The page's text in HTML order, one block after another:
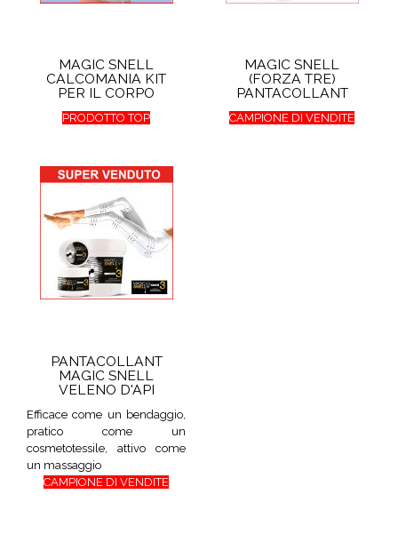
MAGIC SNELL
CALCOMANIA KIT
PER IL CORPO
PRODOTTO TOP
MAGIC SNELL
(FORZA TRE)
PANTACOLLANT
CAMPIONE DI VENDITE
PANTACOLLANT
MAGIC SNELL
VELENO D'API
Efficace come un bendaggio,
pratico come un
cosmetotessile, attivo come
un massaggio
CAMPIONE DI VENDITE